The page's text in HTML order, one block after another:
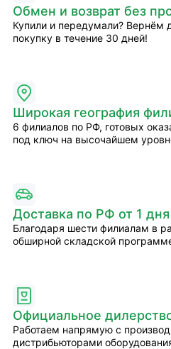
Обмен и возврат без
Купили и передумали? Вернём
покупку в течение 30 дней!
Широкая география
6 филиалов по РФ, готовых
под ключ на высочайшем
Доставка по РФ от 1 дня
Благодаря шести филиалам в
обширной складской
Официальное
Работаем напрямую с
дистрибьюторами